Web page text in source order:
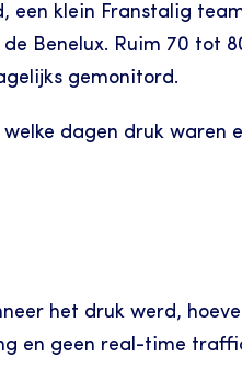
een klein Franstalig
Benelux. Ruim 70 tot
gemonitord.
dagen druk waren
het druk werd,
en geen real-time